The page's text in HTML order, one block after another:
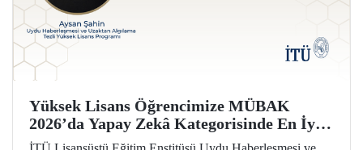
Yüksek Lisans Öğrencimize MÜBAK
2026’da Yapay Zekâ Kategorisinde En İyi
Bildiri Ödülü